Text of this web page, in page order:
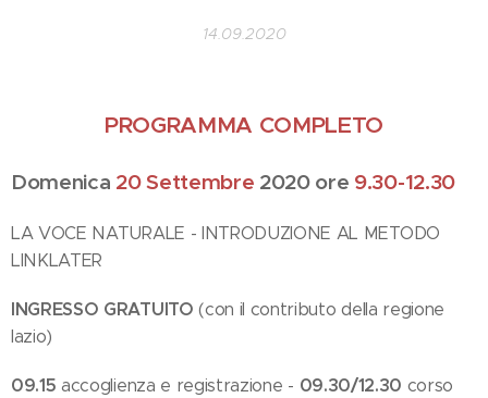
14.09.2020
PROGRAMMA COMPLETO
Domenica 20 Settembre 2020 ore 9.30-12.30
LA VOCE NATURALE - INTRODUZIONE AL METODO
LINKLATER
INGRESSO GRATUITO (con il contributo della regione
lazio)
09.15 accoglienza e registrazione - 09.30/12.30 corso